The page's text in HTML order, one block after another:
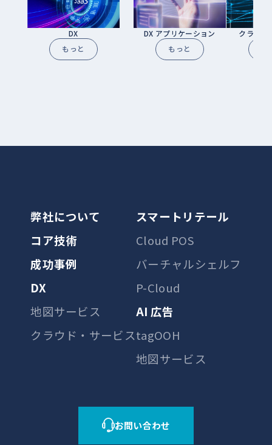
DX
もっと
DX アプリケーション
もっと
クラウド
弊社について
コア技術
成功事例
DX
地図サービス
クラウド・サービス
スマートリテール
Cloud POS
バーチャルシェルフ
P-Cloud
AI 広告
tagOOH
地図サービス
お問い合わせ